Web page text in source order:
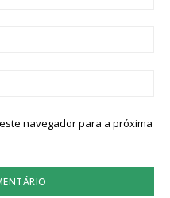
navegador para a próxima